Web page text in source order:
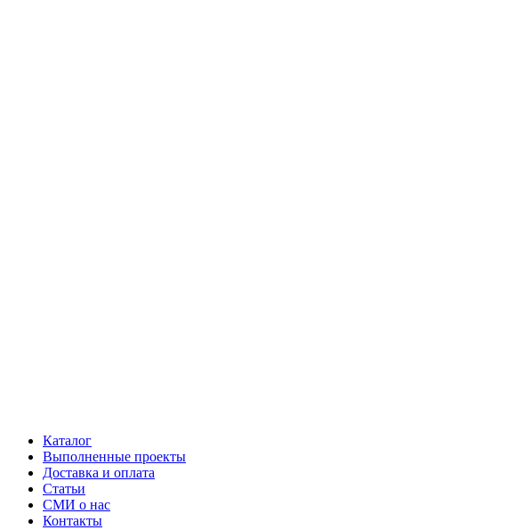
Каталог
Выполненные проекты
Доставка и оплата
Статьи
СМИ о нас
Контакты